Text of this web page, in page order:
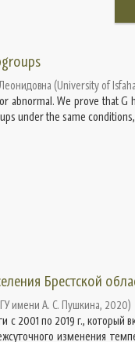
(University of
abnormal. We prove that G
under the same
Брестской
имени А. С. Пушкина, 2020)
с 2001 по 2019 г., который
изменения